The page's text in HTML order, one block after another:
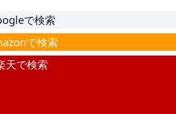
で検索
で検索
天で検索